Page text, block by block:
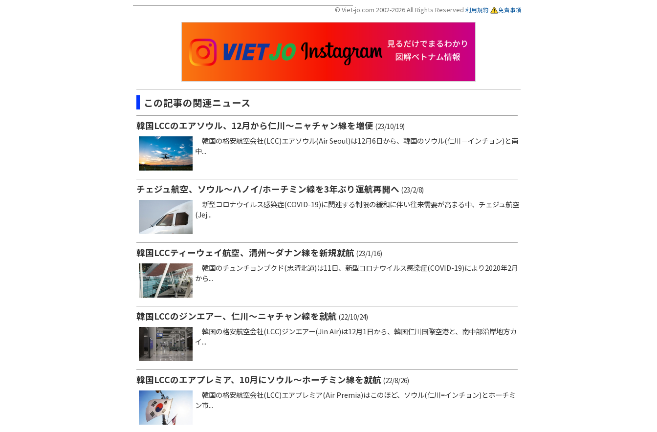
© Viet-jo.com 2002-2026 All Rights Reserved 利用規約 免責事項
この記事の関連ニュース
韓国LCCのエアソウル、12月から仁川～ニャチャン線を増便 (23/10/19)
韓国の格安航空会社(LCC)エアソウル(Air Seoul)は12月6日から、韓国のソウル(仁川＝インチョン)と南
中...
チェジュ航空、ソウル〜ハノイ/ホーチミン線を3年ぶり運航再開へ (23/2/8)
新型コロナウイルス感染症(COVID-19)に関連する制限の緩和に伴い往来需要が高まる中、チェジュ航空
(Jej...
韓国LCCティーウェイ航空、清州～ダナン線を新規就航 (23/1/16)
韓国のチュンチョンブクド(忠清北道)は11日、新型コロナウイルス感染症(COVID-19)により2020年2月
から...
韓国LCCのジンエアー、仁川～ニャチャン線を就航 (22/10/24)
韓国の格安航空会社(LCC)ジンエアー(Jin Air)は12月1日から、韓国仁川国際空港と、南中部沿岸地方カ
イ...
韓国LCCのエアプレミア、10月にソウル～ホーチミン線を就航 (22/8/26)
韓国の格安航空会社(LCC)エアプレミア(Air Premia)はこのほど、ソウル(仁川=インチョン)とホーチミ
ン市...